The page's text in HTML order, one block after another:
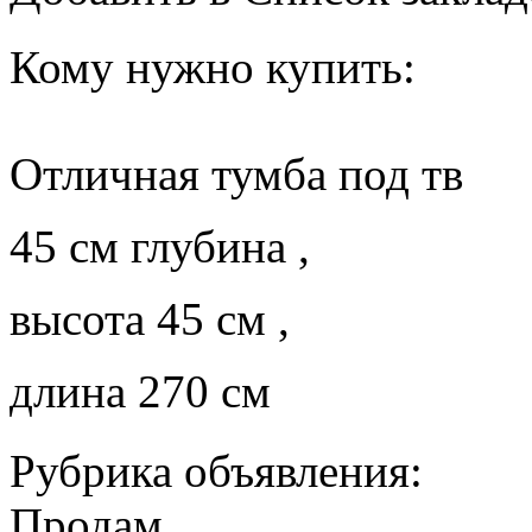
Кому нужно купить:
Отличная тумба под тв
45 см глубина ,
высота 45 см ,
длина 270 см
Рубрика объявления: